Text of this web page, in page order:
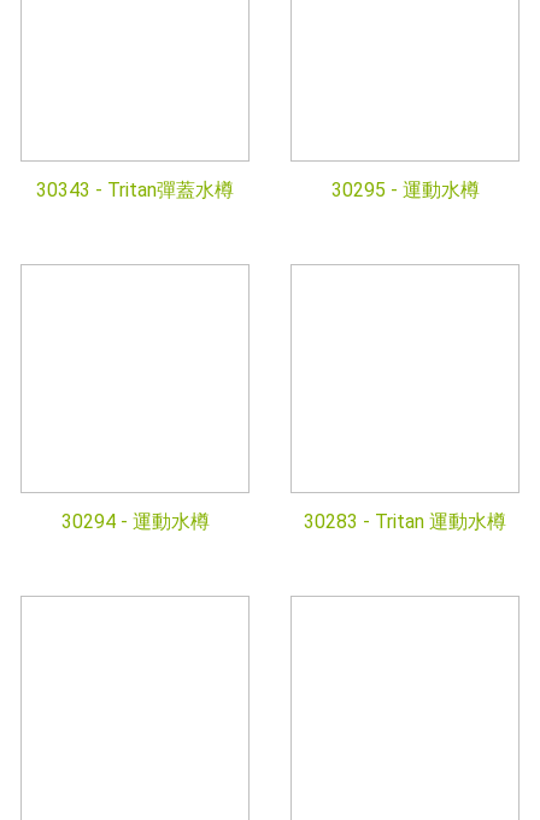
30343 - Tritan彈蓋水樽 30295 - 運動水樽
30294 - 運動水樽 30283 - Tritan 運動水樽